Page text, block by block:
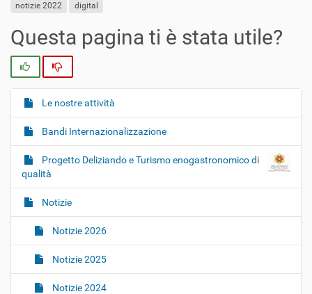
notizie 2022
digital
Questa pagina ti è stata utile?
N
a
v
g
a
z
o
Le nostre attività
Bandi Internazionalizzazione
Progetto Deliziando e Turismo enogastronomico di
qualità
Notizie
Notizie 2026
Notizie 2025
Notizie 2024